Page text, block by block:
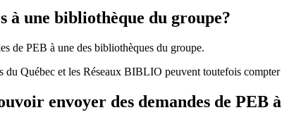
à une bibliothèque du groupe?
de PEB à une des bibliothèques du groupe.
du Québec et les Réseaux BIBLIO peuvent toutefois
envoyer des demandes de PEB